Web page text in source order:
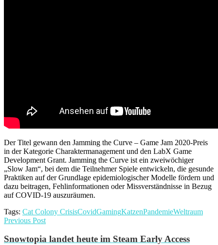
Der Titel gewann den Jamming the Curve – Game Jam 2020-Preis
in der Kategorie Charaktermanagement und den LabX Game
Development Grant. Jamming the Curve ist ein zweiwöchiger
„Slow Jam“, bei dem die Teilnehmer Spiele entwickeln, die gesunde
Praktiken auf der Grundlage epidemiologischer Modelle fördern und
dazu beitragen, Fehlinformationen oder Missverständnisse in Bezug
auf COVID-19 auszuräumen.
Tags: Cat Colony CrisisCovidGamingKatzenPandemieWeltraum
Previous Post
Snowtopia landet heute im Steam Early Access